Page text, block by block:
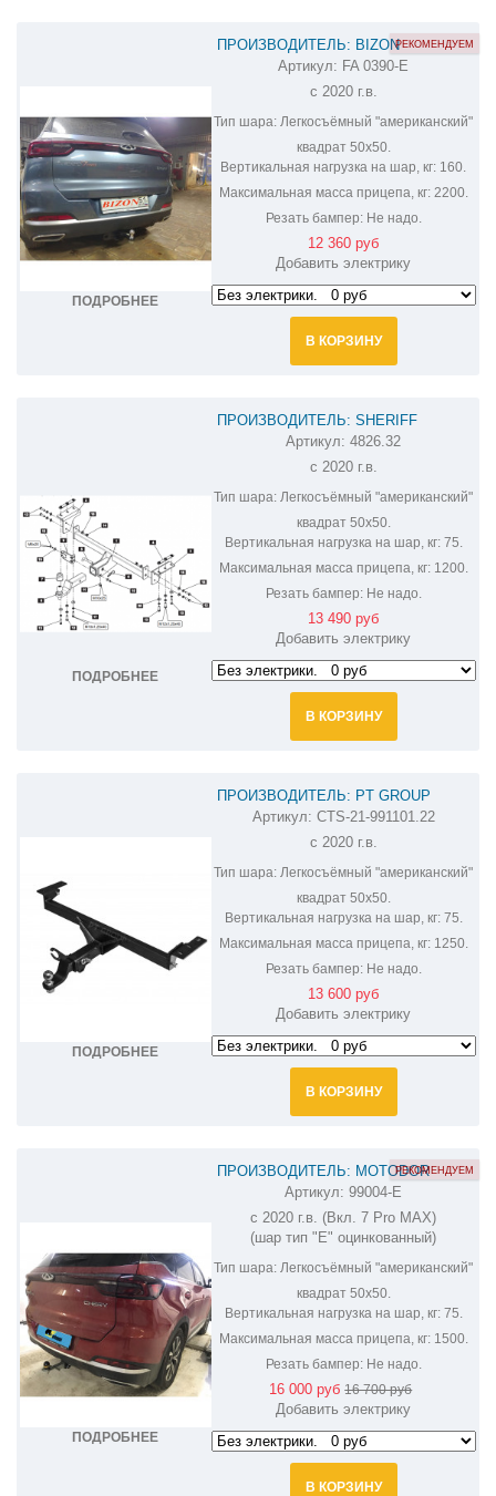
ПОДРОБНЕЕ
ПРОИЗВОДИТЕЛЬ: BIZON
ФАРКОП НА CHERY TIGGO 7 PRO FA
0390-E
Артикул: FA 0390-E
с 2020 г.в.
Тип шара: Легкосъёмный "американский"
квадрат 50х50.
Вертикальная нагрузка на шар, кг: 160.
Максимальная масса прицепа, кг:2200.
Резать бампер:Не надо.
РЕКОМЕНДУЕМ
12 360 руб
Добавить электрику
В КОРЗИНУ
ПОДРОБНЕЕ
ПРОИЗВОДИТЕЛЬ: SHERIFF
ФАРКОП НА CHERY TIGGO 7 PRO
4826.32
Артикул: 4826.32
с 2020 г.в.
Тип шара: Легкосъёмный "американский"
квадрат 50х50.
Вертикальная нагрузка на шар, кг:75.
Максимальная масса прицепа, кг:1200.
Резать бампер:Не надо.
13 490 руб
Добавить электрику
В КОРЗИНУ
ПОДРОБНЕЕ
ПРОИЗВОДИТЕЛЬ: PT GROUP
ФАРКОП НА CHERY TIGGO 7 PRO CTS-
21-991101.22
Артикул: CTS-21-991101.22
с 2020 г.в.
Тип шара: Легкосъёмный "американский"
квадрат 50х50.
Вертикальная нагрузка на шар, кг:75.
Максимальная масса прицепа, кг:1250.
Резать бампер:Не надо.
13 600 руб
Добавить электрику
В КОРЗИНУ
ПОДРОБНЕЕ
ПРОИЗВОДИТЕЛЬ: MOTODOR
ФАРКОП НА CHERY TIGGO 7 PRO
99004-E
Артикул: 99004-E
с 2020 г.в. (Вкл. 7 Pro MAX)
(шар тип "E" оцинкованный)
Тип шара: Легкосъёмный "американский"
квадрат 50х50.
Вертикальная нагрузка на шар, кг:75.
Максимальная масса прицепа, кг:1500.
Резать бампер:Не надо.
РЕКОМЕНДУЕМ
16 000 руб16 700 руб
Добавить электрику
В КОРЗИНУ